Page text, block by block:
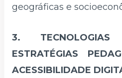
geográficas e
3.
ESTRATÉGIAS
ACESSIBILIDADE